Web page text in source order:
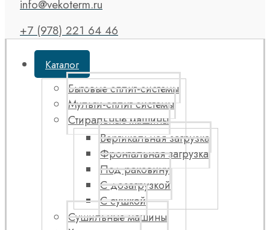
info@vekoterm.ru
+7 (978) 221 64 46
Каталог
Бытовые сплит-системы
Мульти-сплит системы
Стиральные машины
Вертикальная загрузка
Фронтальная загрузка
Под раковину
С дозагрузкой
С сушкой
Сушильные машины